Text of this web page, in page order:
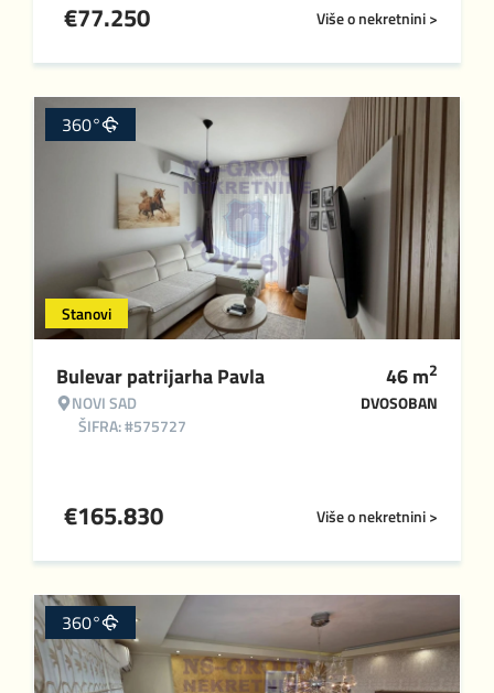
Više o nekretnini >
€77.250
Stanovi
360°
Bulevar patrijarha Pavla
NOVI SAD
ŠIFRA: #575727
46m2
DVOSOBAN
Više o nekretnini >
€165.830
360°